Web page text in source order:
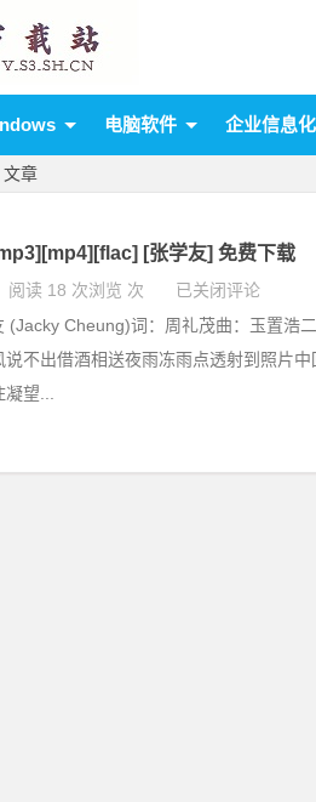
电脑软件 企业信息
文章
[张学友] 免费下载
阅读 18 次浏览 次 已关闭评论
(Jacky Cheung)词：周礼茂曲：玉置浩
说不出借酒相送夜雨冻雨点透射到照片中
望...